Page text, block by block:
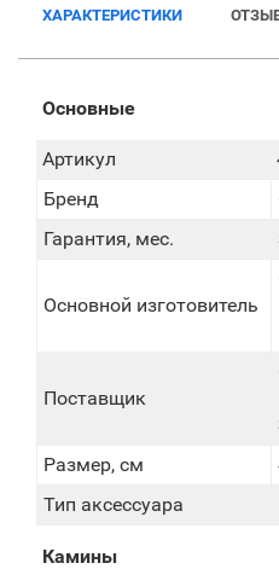
ХАРАКТЕРИСТИКИ
Основные
Артикул
Бренд
Гарантия, мес.
Основной изготовитель
Поставщик
Размер, см
Тип аксессуара
Камины